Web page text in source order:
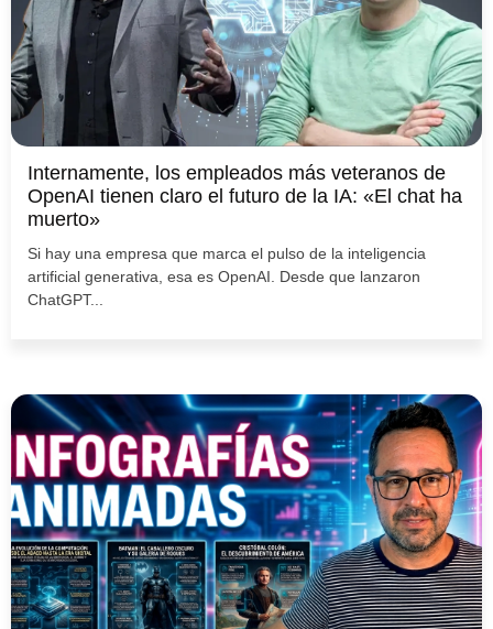
Internamente, los empleados más veteranos de
OpenAI tienen claro el futuro de la IA: «El chat ha
muerto»
Si hay una empresa que marca el pulso de la inteligencia
artificial generativa, esa es OpenAI. Desde que lanzaron
ChatGPT...